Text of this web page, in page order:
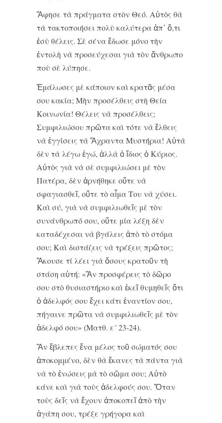
Ἄφησε τὰ πράγματα στὸν Θεό. Αὐτὸς θὰ
τὰ τακτοποιήσει πολὺ καλύτερα ἀπ᾿ ὅ,τι
ἐσὺ θέλεις. Σὲ σένα ἔδωσε μόνο τὴν
ἐντολὴ νὰ προσεύχεσαι γιὰ τὸν ἄνθρωπο
ποὺ σὲ λύπησε.
Ἐμάλωσες μὲ κάποιον καὶ κρατᾶς μέσα
σου κακία; Μὴν προσέλθεις στὴ Θεία
Κοινωνία! Θέλεις νὰ προσέλθεις;
Συμφιλιώσου πρῶτα καὶ τότε νὰ ἔλθεις
νὰ ἐγγίσεις τὰ Ἄχραντα Μυστήρια! Αὐτὰ
δὲν τὰ λέγω ἐγώ, ἀλλὰ ὁ ἴδιος ὁ Κύριος.
Αὐτὸς γιὰ νὰ σὲ συμφιλιώσει μὲ τὸν
Πατέρα, δὲν ἀρνήθηκε οὔτε νὰ
σφαγιασθεῖ, οὔτε τὸ αἷμα Του νὰ χύσει.
Καὶ σύ, γιὰ νὰ συμφιλιωθεῖς μὲ τὸν
συνάνθρωπό σου, οὔτε μία λέξη δὲν
καταδέχεσαι νὰ βγάλεις ἀπὸ τὸ στόμα
σου; Καὶ διστάζεις νὰ τρέξεις πρῶτος;
Ἄκουσε τί λέει γιὰ ὅσους κρατοῦν τὴ
στάση αὐτή: «Ἂν προσφέρεις τὸ δῶρο
σου στὸ θυσιαστήριο καὶ ἐκεῖ θυμηθεῖς ὅτι
ὁ ἀδελφός σου ἔχει κάτι ἐναντίον σου,
πήγαινε πρῶτα νὰ συμφιλιωθεῖς μὲ τὸν
ἀδελφό σου» (Ματθ. ε´ 23-24).
Ἂν ἔβλεπες ἕνα μέλος τοῦ σώματός σου
ἀποκομμένο, δὲν θὰ ἔκανες τὰ πάντα γιὰ
νὰ τὸ ἑνώσεις μὰ τὸ σῶμα σου; Αὐτὸ
κάνε καὶ γιὰ τοὺς ἀδελφούς σου. Ὅταν
τοὺς δεῖς νὰ ἔχουν ἀποκοπεῖ ἀπὸ τὴν
ἀγάπη σου, τρέξε γρήγορα καὶ